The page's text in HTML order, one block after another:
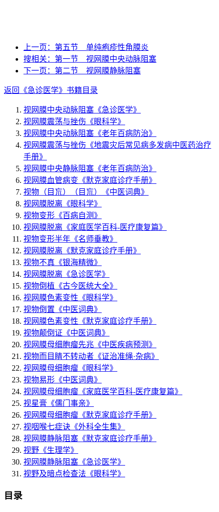
上一页： 第五节 单纯疱疹性角膜炎
搜相关： 第一节 视网膜中央动脉阻塞
下一页： 第二节 视网膜静脉阻塞
返回《急诊医学》书籍目录
视网膜中央动脉阻塞 《急诊医学》
视网膜震荡与挫伤 《眼科学》
视网膜中央动脉阻塞 《老年百病防治》
视网膜震荡与挫伤 《地震灾后常见病多发病中医药治疗
手册》
视网膜中央静脉阻塞 《老年百病防治》
视网膜血管病变 《默克家庭诊疗手册》
视物（目巟）（目巟）
《中医词典》
视网膜脱离 《眼科学》
视物变形 《百病自测》
视网膜脱离 《家庭医学百科-医疗康复篇》
视物变形半年 《名师垂教》
视网膜脱离 《默克家庭诊疗手册》
视物不真 《银海精微》
视网膜脱离 《急诊医学》
视物倒植 《古今医统大全》
视网膜色素变性 《眼科学》
视物倒置 《中医词典》
视网膜色素变性 《默克家庭诊疗手册》
视物颠倒证 《中医词典》
视网膜母细胞瘤先兆 《中医疾病预测》
视物而目睛不转动者 《证治准绳·杂病》
视网膜母细胞瘤 《眼科学》
视物易形 《中医词典》
视网膜母细胞瘤 《家庭医学百科-医疗康复篇》
视星膏 《儒门事亲》
视网膜母细胞瘤 《默克家庭诊疗手册》
视咽喉七症诀 《外科全生集》
视网膜静脉阻塞 《默克家庭诊疗手册》
视野 《生理学》
视网膜静脉阻塞 《急诊医学》
视野及暗点检查法 《眼科学》
目录